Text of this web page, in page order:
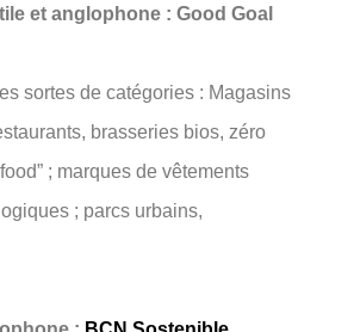
et anglophone : Good Goal
sortes de catégories : Magasins
brasseries bios, zéro
; marques de vêtements
; parcs urbains,